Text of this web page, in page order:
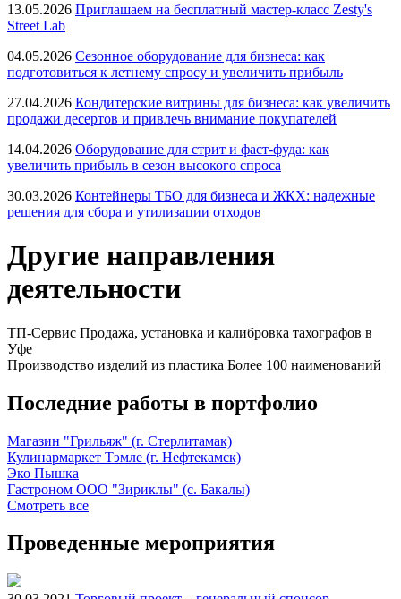
13.05.2026 Приглашаем на бесплатный мастер-класс Zesty's
Street Lab
04.05.2026 Сезонное оборудование для бизнеса: как
подготовиться к летнему спросу и увеличить прибыль
27.04.2026 Кондитерские витрины для бизнеса: как увеличить
продажи десертов и привлечь внимание покупателей
14.04.2026 Оборудование для стрит и фаст-фуда: как
увеличить прибыль в сезон высокого спроса
30.03.2026 Контейнеры ТБО для бизнеса и ЖКХ: надежные
решения для сбора и утилизации отходов
Другие направления
деятельности
ТП-Сервис Продажа, установка и калибровка тахографов в
Уфе
Производство изделий из пластика Более 100 наименований
Последние работы в портфолио
Магазин "Грильяж" (г. Стерлитамак)
Кулинармаркет Тэмле (г. Нефтекамск)
Эко Пышка
Гастроном ООО "Зириклы" (с. Бакалы)
Смотреть все
Проведенные мероприятия